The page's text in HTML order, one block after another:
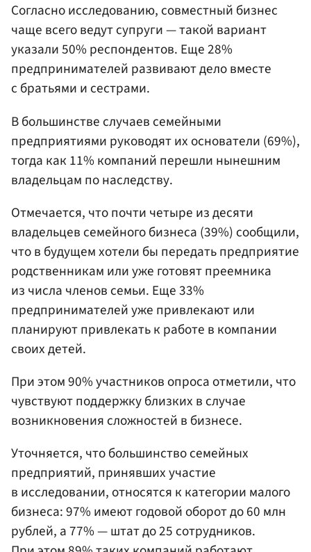
Согласно исследованию, совместный бизнес
чаще всего ведут супруги — такой вариант
указали 50% респондентов. Еще 28%
предпринимателей развивают дело вместе
с братьями и сестрами.
В большинстве случаев семейными
предприятиями руководят их основатели (69%),
тогда как 11% компаний перешли нынешним
владельцам по наследству.
Отмечается, что почти четыре из десяти
владельцев семейного бизнеса (39%) сообщили,
что в будущем хотели бы передать предприятие
родственникам или уже готовят преемника
из числа членов семьи. Еще 33%
предпринимателей уже привлекают или
планируют привлекать к работе в компании
своих детей.
При этом 90% участников опроса отметили, что
чувствуют поддержку близких в случае
возникновения сложностей в бизнесе.
Уточняется, что большинство семейных
предприятий, принявших участие
в исследовании, относятся к категории малого
бизнеса: 97% имеют годовой оборот до 60 млн
рублей, а 77% — штат до 25 сотрудников.